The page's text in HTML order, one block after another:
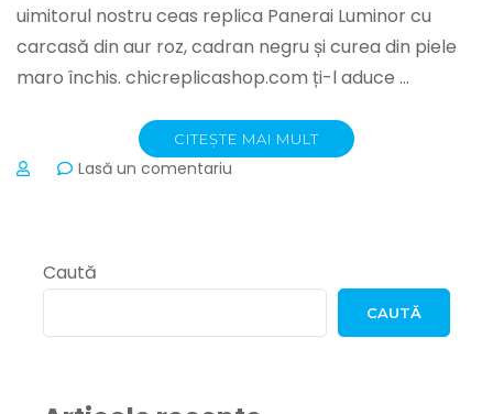
uimitorul nostru ceas replica Panerai Luminor cu
carcasă din aur roz, cadran negru și curea din piele
maro închis. chicreplicashop.com ți-l aduce …
CITEȘTE MAI MULT
Lasă un comentariu
cu
Caută
CAUTĂ